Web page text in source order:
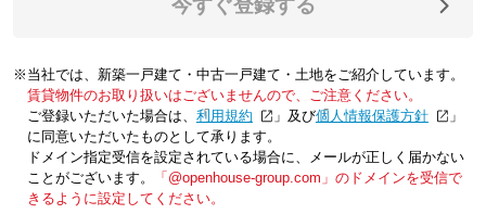
今すぐ登録する
※当社では、新築一戸建て・中古一戸建て・土地をご紹介しています。
賃貸物件のお取り扱いはございませんので、ご注意ください。
ご登録いただいた場合は、「利用規約 」及び「個人情報保護方針
」
に同意いただいたものとして承ります。
ドメイン指定受信を設定されている場合に、メールが正しく届かない
ことがございます。
「@openhouse-group.com」のドメインを受信で
きるように設定してください。